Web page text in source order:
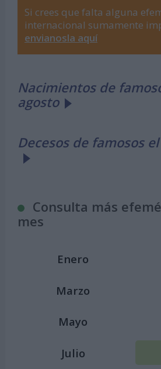
Si crees que falta alguna
internacional sumamente
envianosla aquí
Nacimientos de
agosto
Decesos de famosos
Consulta más
mes
Enero
Marzo
Mayo
Julio